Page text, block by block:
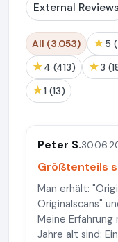
External Reviews
All (3.053) ★
★ 4 (413) ★ 3
★ 1 (13)
Peter S.
Größtenteils
Man erhält:
Originalscans"
Meine
Jahre alt sind: